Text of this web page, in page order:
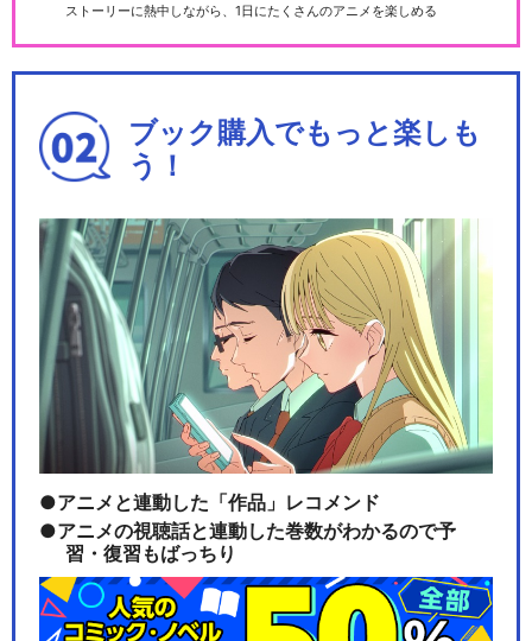
ストーリーに熱中しながら、1日にたくさんのアニメを楽しめる
ブック購入でもっと楽しも
う！
アニメと連動した「作品」レコメンド
アニメの視聴話と連動した巻数がわかるので予
習・復習もばっちり